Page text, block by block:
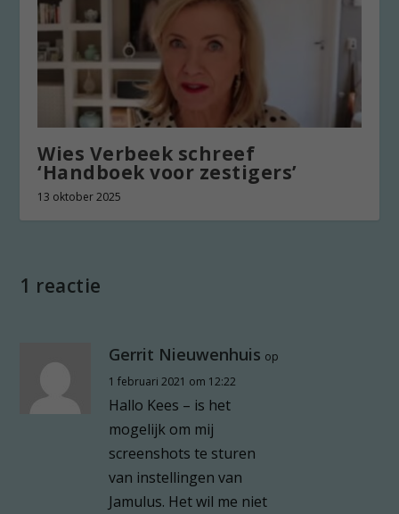
Wies Verbeek schreef
‘Handboek voor zestigers’
13 oktober 2025
1 reactie
Gerrit Nieuwenhuis op
1 februari 2021 om 12:22
Hallo Kees – is het
mogelijk om mij
screenshots te sturen
van instellingen van
Jamulus. Het wil me niet